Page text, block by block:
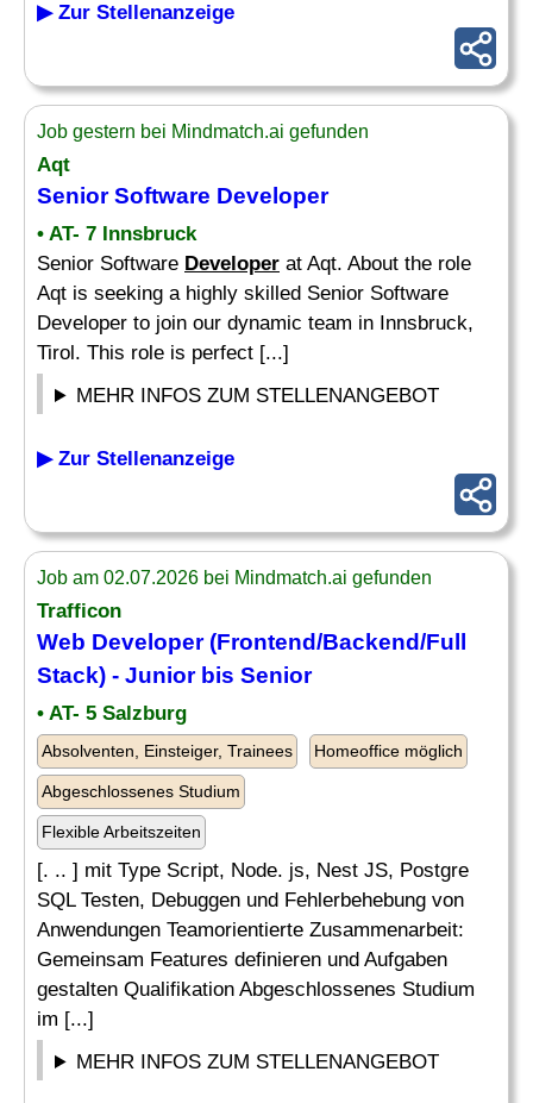
▶ Zur Stellenanzeige
Job gestern bei Mindmatch.ai gefunden
Aqt
Senior Software Developer
• AT- 7 Innsbruck
Senior Software Developer at Aqt. About the role
Aqt is seeking a highly skilled Senior Software
Developer to join our dynamic team in Innsbruck,
Tirol. This role is perfect [...]
MEHR INFOS ZUM STELLENANGEBOT
▶ Zur Stellenanzeige
Job am 02.07.2026 bei Mindmatch.ai gefunden
Trafficon
Web Developer(Frontend/Backend/Full
Stack) - Juniorbis Senior
• AT- 5 Salzburg
Absolventen, Einsteiger, Trainees Homeoffice möglich
Abgeschlossenes Studium
Flexible Arbeitszeiten
[. .. ] mit Type Script, Node. js, Nest JS, Postgre
SQL Testen, Debuggen und Fehlerbehebung von
Anwendungen Teamorientierte Zusammenarbeit:
Gemeinsam Features definieren und Aufgaben
gestalten Qualifikation Abgeschlossenes Studium
im [...]
MEHR INFOS ZUM STELLENANGEBOT